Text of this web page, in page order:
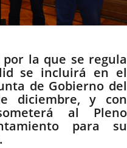
la que se regula
se incluirá en el
de Gobierno del
diciembre, y con
al Pleno
para su